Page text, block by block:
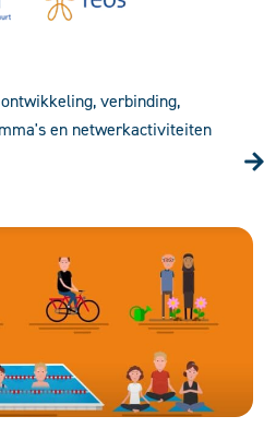
verbinding,
en netwerkactiviteiten